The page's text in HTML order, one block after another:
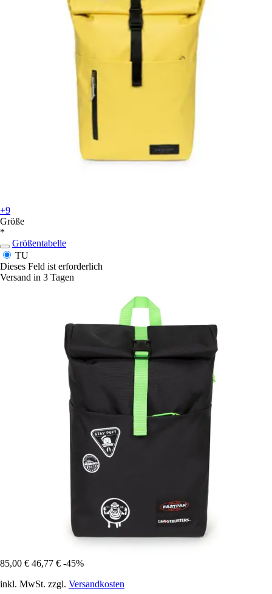
+9
Größe
*
Größentabelle
TU
Dieses Feld ist erforderlich
Versand in 3 Tagen
85,00 € 46,77 € -45%
inkl. MwSt. zzgl. Versandkosten